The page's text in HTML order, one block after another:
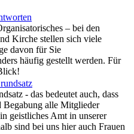
– bei den
Kirche stellen sich viele
davon für Sie
häufig gestellt werden. Für
- das bedeutet auch, dass
alle Mitglieder
geistliches Amt in unserer
sind bei uns hier auch Frauen